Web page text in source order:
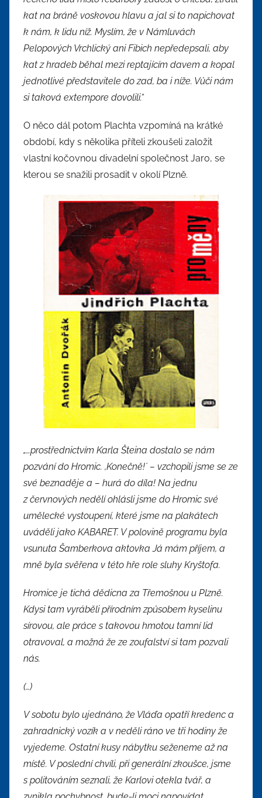
kat na bráně voskovou hlavu a jal si to napichovat
k nám, k lidu níž. Myslím, že v Námluvách
Pelopových Vrchlický ani Fibich nepředepsali, aby
kat z hradeb běhal mezi reptajícím davem a kopal
jednotlivé představitele do zad, ba i níže. Vůči nám
si taková extempore dovolili.“
O něco dál potom Plachta vzpomíná na krátké
období, kdy s několika příteli zkoušeli založit
vlastní kočovnou divadelní společnost Jaro, se
kterou se snažili prosadit v okolí Plzně.
„…prostřednictvím Karla Šteina dostalo se nám
pozvání do Hromic. ,Konečně!´ – vzchopili jsme se ze
své beznaděje a – hurá do díla! Na jednu
z červnových nedělí ohlásli jsme do Hromic své
umělecké vystoupení, které jsme na plakátech
uváděli jako KABARET. V polovině programu byla
vsunuta Šamberkova aktovka Já mám příjem, a
mně byla svěřena v této hře role sluhy Kryštofa.
Hromice je tichá dědicna za Třemošnou u Plzně.
Kdysi tam vyráběli přírodním způsobem kyselinu
sírovou, ale práce s takovou hmotou tamní lid
otravoval, a možná že ze zoufalství si tam pozvali
nás.
(…)
V sobotu bylo ujednáno, že Vláďa opatří kredenc a
zahradnický vozík a v neděli ráno ve tři hodiny že
vyjedeme. Ostatní kusy nábytku seženeme až na
místě. V poslední chvíli, při generální zkoušce, jsme
s politováním seznali, že Karlovi otekla tvář, a